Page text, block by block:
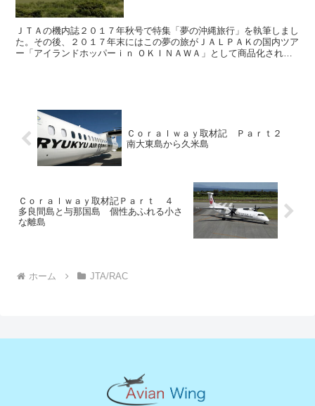
ＪＴＡの機内誌２０１７年秋号で特集「夢の沖縄旅行」を執筆しまし
た。その後、２０１７年末にはこの夢の旅がＪＡＬＰＡＫの国内ツア
ー「アイランドホッパーｉｎ ＯＫＩＮＡＷＡ」として商品化されま
Ｃｏｒａｌｗａｙ取材記 Ｐａｒｔ２
南大東島から久米島
Ｃｏｒａｌｗａｙ取材記Ｐａｒｔ ４
多良間島と与那国島 個性あふれる小さ
な離島
ホーム JTA/RAC